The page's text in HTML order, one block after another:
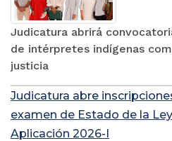
Judicatura abrirá
de intérpretes indígenas
justicia
Judicatura abre
examen de Estado de la Ley
Aplicación 2026-I